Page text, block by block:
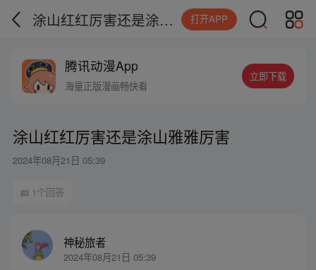
涂山红红厉害还是涂山雅雅厉害 打开APP
腾讯动漫App
海量正版漫画畅快看
立即下载
涂山红红厉害还是涂山雅雅厉害
2024年08月21日 05:39
1个回答
神秘旅者
2024年08月21日 05:39